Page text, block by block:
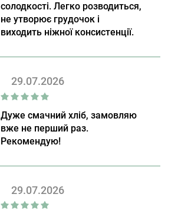
солодкості. Легко розводиться,
не утворює грудочок і
виходить ніжної консистенції.
29.07.2026
Дуже смачний хліб, замовляю
вже не перший раз.
Рекомендую!
29.07.2026